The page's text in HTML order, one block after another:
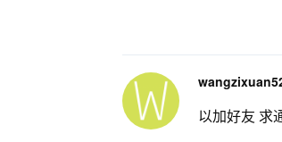
以加好友 求